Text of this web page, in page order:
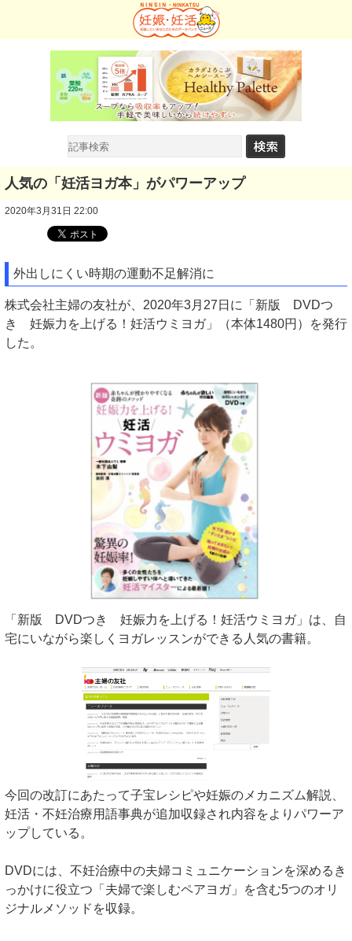
人気の「妊活ヨガ本」がパワーアップ
2020年3月31日 22:00
外出しにくい時期の運動不足解消に
株式会社主婦の友社が、2020年3月27日に「新版 DVDつ
き 妊娠力を上げる！妊活ウミヨガ」（本体1480円）を発行
した。
「新版 DVDつき 妊娠力を上げる！妊活ウミヨガ」は、自
宅にいながら楽しくヨガレッスンができる人気の書籍。
今回の改訂にあたって子宝レシピや妊娠のメカニズム解説、
妊活・不妊治療用語事典が追加収録され内容をよりパワーア
ップしている。
DVDには、不妊治療中の夫婦コミュニケーションを深めるき
っかけに役立つ「夫婦で楽しむペアヨガ」を含む5つのオリ
ジナルメソッドを収録。